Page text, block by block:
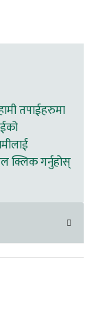
तपाईहरुमा
क्लिक गर्नुहोस्